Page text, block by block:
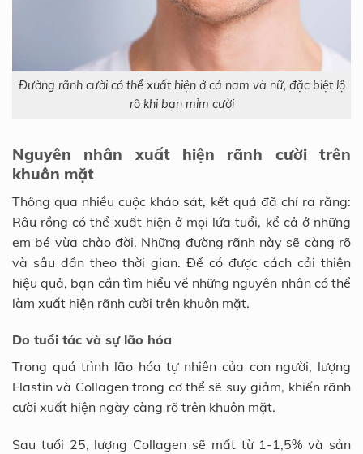
Đường rãnh cười có thể xuất hiện ở cả nam và nữ, đặc biệt lộ
rõ khi bạn mỉm cười
Nguyên nhân xuất hiện rãnh cười trên
khuôn mặt
Thông qua nhiều cuộc khảo sát, kết quả đã chỉ ra rằng:
Râu rồng có thể xuất hiện ở mọi lứa tuổi, kể cả ở những
em bé vừa chào đời. Những đường rãnh này sẽ càng rõ
và sâu dần theo thời gian. Để có được cách cải thiện
hiệu quả, bạn cần tìm hiểu về những nguyên nhân có thể
làm xuất hiện rãnh cười trên khuôn mặt.
Do tuổi tác và sự lão hóa
Trong quá trình lão hóa tự nhiên của con người, lượng
Elastin và Collagen trong cơ thể sẽ suy giảm, khiến rãnh
cười xuất hiện ngày càng rõ trên khuôn mặt.
Sau tuổi 25, lượng Collagen sẽ mất từ 1-1,5% và sản